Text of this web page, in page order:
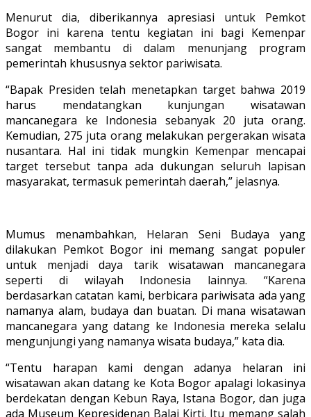
Menurut dia, diberikannya apresiasi untuk Pemkot
Bogor ini karena tentu kegiatan ini bagi Kemenpar
sangat membantu di dalam menunjang program
pemerintah khususnya sektor pariwisata.
“Bapak Presiden telah menetapkan target bahwa 2019
harus mendatangkan kunjungan wisatawan
mancanegara ke Indonesia sebanyak 20 juta orang.
Kemudian, 275 juta orang melakukan pergerakan wisata
nusantara. Hal ini tidak mungkin Kemenpar mencapai
target tersebut tanpa ada dukungan seluruh lapisan
masyarakat, termasuk pemerintah daerah,” jelasnya.
Mumus menambahkan, Helaran Seni Budaya yang
dilakukan Pemkot Bogor ini memang sangat populer
untuk menjadi daya tarik wisatawan mancanegara
seperti di wilayah Indonesia lainnya. “Karena
berdasarkan catatan kami, berbicara pariwisata ada yang
namanya alam, budaya dan buatan. Di mana wisatawan
mancanegara yang datang ke Indonesia mereka selalu
mengunjungi yang namanya wisata budaya,” kata dia.
“Tentu harapan kami dengan adanya helaran ini
wisatawan akan datang ke Kota Bogor apalagi lokasinya
berdekatan dengan Kebun Raya, Istana Bogor, dan juga
ada Museum Kepresidenan Balai Kirti. Itu memang salah